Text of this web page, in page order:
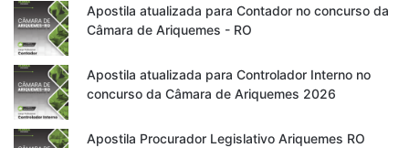
Apostila atualizada para Contador no concurso da
Câmara de Ariquemes - RO
Apostila atualizada para Controlador Interno no
concurso da Câmara de Ariquemes 2026
Apostila Procurador Legislativo Ariquemes RO